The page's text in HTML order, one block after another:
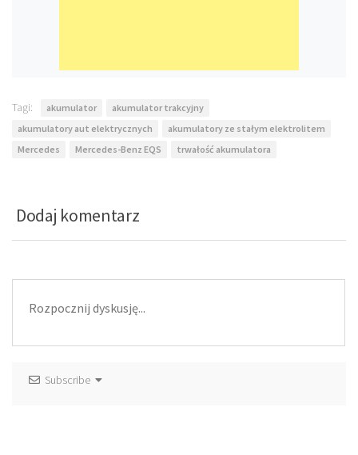
Tagi: akumulator
akumulator trakcyjny
akumulatory aut elektrycznych
akumulatory ze stałym elektrolitem
Mercedes
Mercedes-Benz EQS trwałość akumulatora
Dodaj komentarz
Subscribe